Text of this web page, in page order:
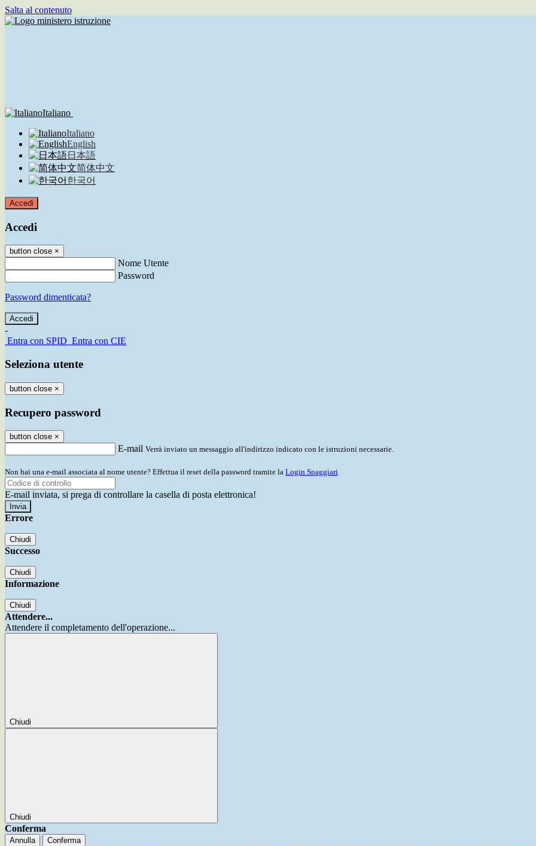
Salta al contenuto
Italiano
Italiano
English
日本語
简体中文
한국어
Accedi
Accedi
button close ×
Nome Utente
Password
Password dimenticata?
-
Entra con SPID Entra con CIE
Seleziona utente
button close ×
Recupero password
button close ×
E-mail Verrà inviato un messaggio all'indirizzo indicato con le istruzioni necessarie.
Non hai una e-mail associata al nome utente? Effettua il reset della password tramite la Login Spaggiari
E-mail inviata, si prega di controllare la casella di posta elettronica!
Errore
Chiudi
Successo
Chiudi
Informazione
Chiudi
Attendere...
Attendere il completamento dell'operazione...
Chiudi
Chiudi
Conferma
Annulla Conferma